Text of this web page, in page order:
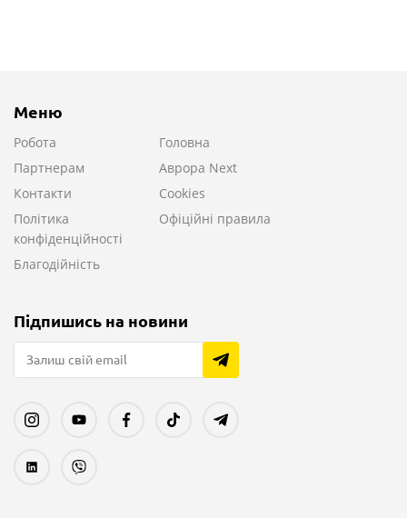
Меню
Робота
Головна
Партнерам
Аврора Next
Контакти
Cookies
Політика
конфіденційності
Офіційні правила
Благодійність
Підпишись на новини